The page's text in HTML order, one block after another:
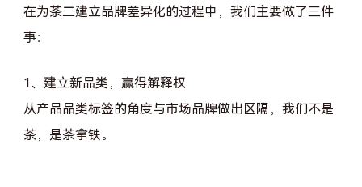
在为茶二建立品牌差异化的过程中，我们主要做了三件
事：
1、建立新品类，赢得解释权
从产品品类标签的角度与市场品牌做出区隔，我们不是
茶，是茶拿铁。